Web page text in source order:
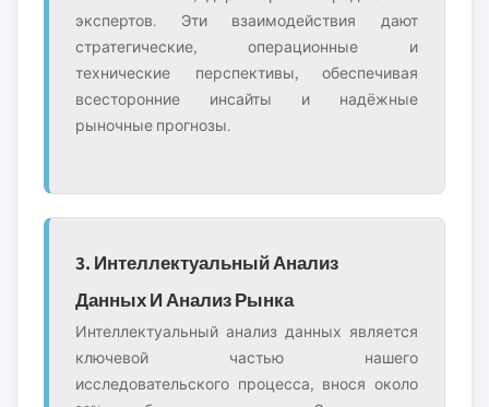
экспертов. Эти взаимодействия дают
стратегические, операционные и
технические перспективы, обеспечивая
всесторонние инсайты и надёжные
рыночные прогнозы.
3. Интеллектуальный Анализ
Данных И Анализ Рынка
Интеллектуальный анализ данных является
ключевой частью нашего
исследовательского процесса, внося около